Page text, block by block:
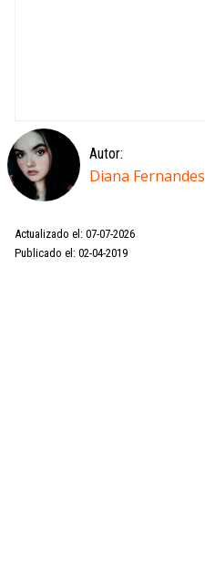
Autor:
Diana Fernandes
Actualizado el: 07-07-2026
Publicado el: 02-04-2019